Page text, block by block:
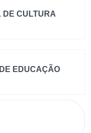
DE CULTURA
EDUCAÇÃO